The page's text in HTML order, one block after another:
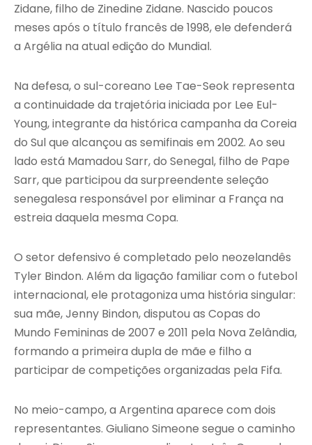
Zidane, filho de Zinedine Zidane. Nascido poucos
meses após o título francês de 1998, ele defenderá
a Argélia na atual edição do Mundial.
Na defesa, o sul-coreano Lee Tae-Seok representa
a continuidade da trajetória iniciada por Lee Eul-
Young, integrante da histórica campanha da Coreia
do Sul que alcançou as semifinais em 2002. Ao seu
lado está Mamadou Sarr, do Senegal, filho de Pape
Sarr, que participou da surpreendente seleção
senegalesa responsável por eliminar a França na
estreia daquela mesma Copa.
O setor defensivo é completado pelo neozelandês
Tyler Bindon. Além da ligação familiar com o futebol
internacional, ele protagoniza uma história singular:
sua mãe, Jenny Bindon, disputou as Copas do
Mundo Femininas de 2007 e 2011 pela Nova Zelândia,
formando a primeira dupla de mãe e filho a
participar de competições organizadas pela Fifa.
No meio-campo, a Argentina aparece com dois
representantes. Giuliano Simeone segue o caminho